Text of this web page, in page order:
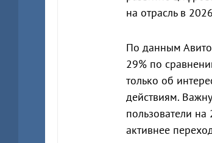
на отрасль в
По данным
29% по
только об
действиям.
пользователи
активнее